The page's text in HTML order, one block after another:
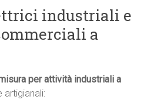
industriali e
a
per attività industriali a
artigianali: